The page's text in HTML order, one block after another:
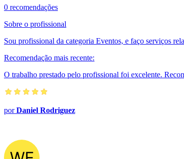
0 recomendações
Sobre o profissional
Sou profissional da categoria Eventos, e faço serviços
Recomendação mais recente:
O trabalho prestado pelo profissional foi excelente.
porDaniel Rodriguez